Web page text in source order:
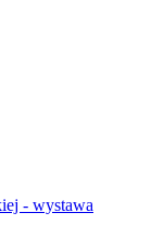
- wystawa